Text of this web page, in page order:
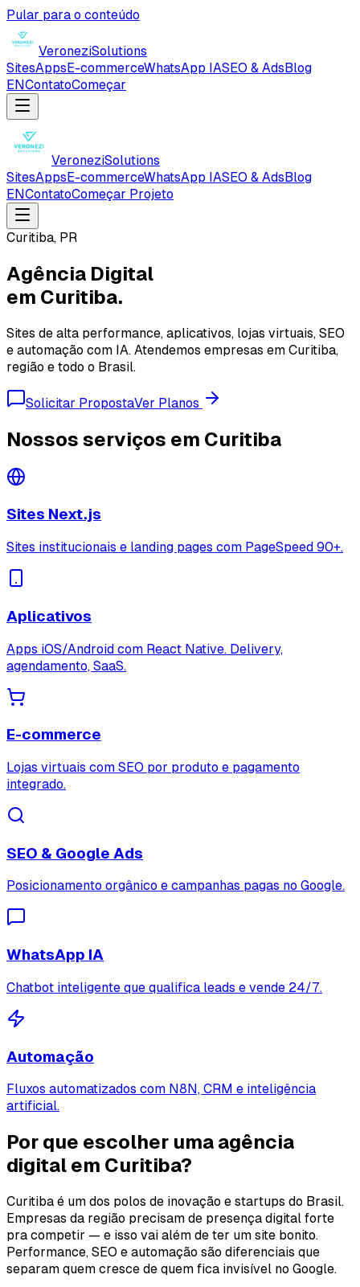
Pular para o conteúdo
VeroneziSolutions
SitesAppsE-commerceWhatsApp IASEO & AdsBlog
ENContatoComeçar
VeroneziSolutions
SitesAppsE-commerceWhatsApp IASEO & AdsBlog
ENContatoComeçar Projeto
Curitiba, PR
Agência Digital
em Curitiba.
Sites de alta performance, aplicativos, lojas virtuais, SEO
e automação com IA. Atendemos empresas em Curitiba,
região e todo o Brasil.
Solicitar PropostaVer Planos
Nossos serviços em Curitiba
Sites Next.js
Sites institucionais e landing pages com PageSpeed 90+.
Aplicativos
Apps iOS/Android com React Native. Delivery,
agendamento, SaaS.
E-commerce
Lojas virtuais com SEO por produto e pagamento
integrado.
SEO & Google Ads
Posicionamento orgânico e campanhas pagas no Google.
WhatsApp IA
Chatbot inteligente que qualifica leads e vende 24/7.
Automação
Fluxos automatizados com N8N, CRM e inteligência
artificial.
Por que escolher uma agência
digital em Curitiba?
Curitiba é um dos polos de inovação e startups do Brasil.
Empresas da região precisam de presença digital forte
pra competir — e isso vai além de ter um site bonito.
Performance, SEO e automação são diferenciais que
separam quem cresce de quem fica invisível no Google.